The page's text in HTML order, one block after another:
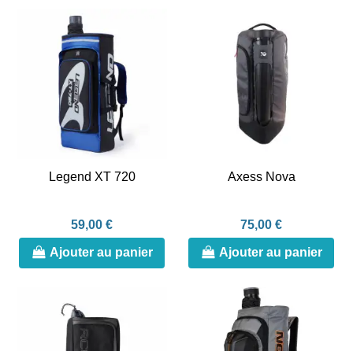
Legend XT 720
59,00 €
Ajouter au panier
Axess Nova
75,00 €
Ajouter au panier